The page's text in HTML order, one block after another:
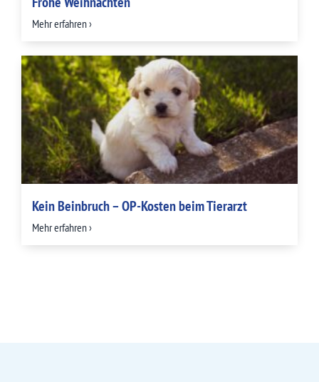
Mehr erfahren ›
Kein Beinbruch – OP-Kosten beim Tierarzt
Mehr erfahren ›